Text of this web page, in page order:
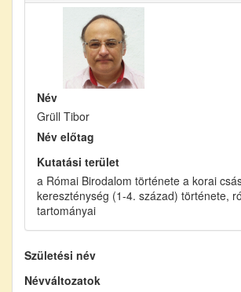
Név
Grüll Tibor
Név előtag
Kutatási terület
a Római Birodalom története a korai
kereszténység (1-4. század) története,
tartományai
Születési név
Névváltozatok